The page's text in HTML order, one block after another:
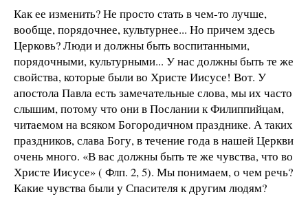
Как ее изменить? Не просто стать в чем-то лучше,
вообще, порядочнее, культурнее... Но причем здесь
Церковь? Люди и должны быть воспитанными,
порядочными, культурными... У нас должны быть те же
свойства, которые были во Христе Иисусе! Вот. У
апостола Павла есть замечательные слова, мы их часто
слышим, потому что они в Послании к Филиппийцам,
читаемом на всяком Богородичном празднике. А таких
праздников, слава Богу, в течение года в нашей Церкви
очень много. «В вас должны быть те же чувства, что во
Христе Иисусе» ( Флп. 2, 5). Мы понимаем, о чем речь?
Какие чувства были у Спасителя к другим людям?